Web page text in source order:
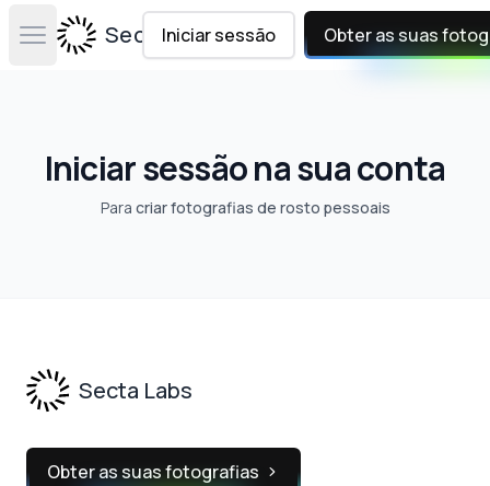
Open main menuSecta Labs
Iniciar sessão Obter as suas
Iniciar sessão na sua conta
Para criar fotografias de rosto pessoais
Secta Labs
Obter as suas fotografias